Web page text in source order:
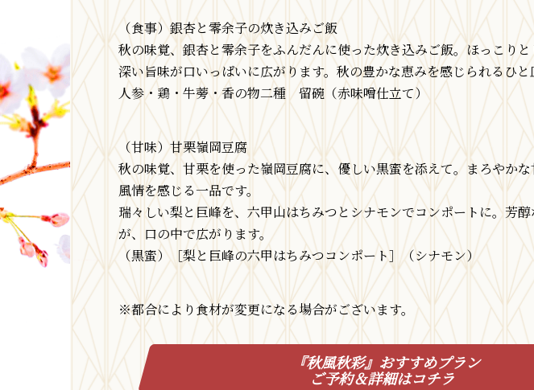
（食事）銀杏と零余子の炊き込みご飯
秋の味覚、銀杏と零余子をふんだんに使った炊き込みご飯。ほっこりと
深い旨味が口いっぱいに広がります。秋の豊かな恵みを感じられるひと
人参・鶏・牛蒡・香の物二種 留碗（赤味噌仕立て）
（甘味）甘栗嶺岡豆腐
秋の味覚、甘栗を使った嶺岡豆腐に、優しい黒蜜を添えて。まろやか
風情を感じる一品です。
瑞々しい梨と巨峰を、六甲山はちみつとシナモンでコンポートに。芳
が、口の中で広がります。
（黒蜜）［梨と巨峰の六甲はちみつコンポート］（シナモン）
※都合により食材が変更になる場合がございます。
『秋風秋彩』おすすめプラン
ご予約＆詳細はコチラ